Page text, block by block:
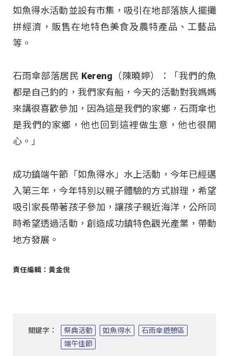
如魚得水活動並設有市集，吸引在地部落族人擺攤
拼經濟，販售在地特色美食及農特產品、工藝品
等。
石雨傘部落居民 Kereng（陳曉婷）：「我們的魚
都是自己釣的，我們家有船，今天的活動對我媽媽
來講很喜歡參加，因為這是我們的家鄉，石雨傘也
是我們的家鄉，他也回到這裡做生意，他也很開
心。」
成功鎮端午節「如魚得水」水上活動，今年已經邁
入第三年，今年特別以親子體驗的方式辦理，希望
吸引家長帶著孩子參加，讓孩子親近海洋，公所同
時希望透過活動，創造成功鎮特色觀光產業，帶動
地方發展。
責任編輯：黃金倪
關鍵字： 祭典活動 如魚得水
石雨傘遊憩區
端午佳節